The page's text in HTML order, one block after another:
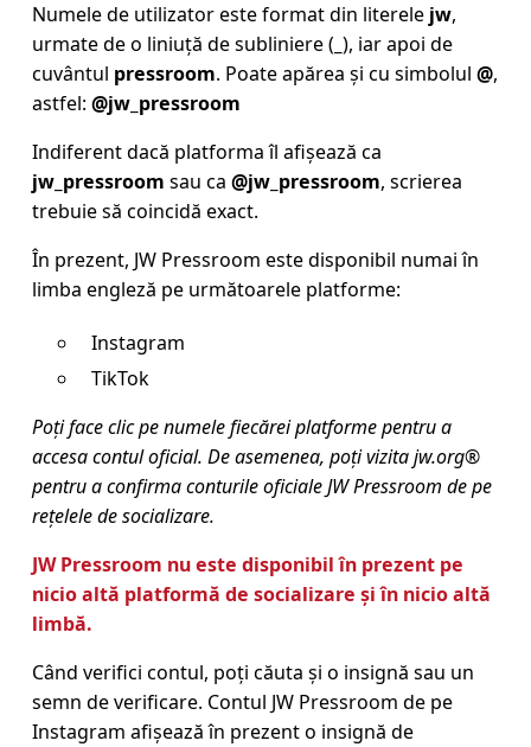
Numele de utilizator este format din literele jw,
urmate de o liniuță de subliniere ( ), iar apoi de
cuvântul pressroom. Poate apărea și cu simbolul @,
astfel: @jw_pressroom
Indiferent dacă platforma îl afișează ca
jw_pressroom sau ca @jw_pressroom, scrierea
trebuie să coincidă exact.
În prezent, JW Pressroom este disponibil numai în
limba engleză pe următoarele platforme:
Instagram
TikTok
Poți face clic pe numele fiecărei platforme pentru a
accesa contul oficial. De asemenea, poțivizita jw.org®
pentru a confirma conturile oficiale JW Pressroom de pe
rețelele de socializare.
JW Pressroom nu este disponibil în prezent pe
nicio altă platformă de socializare și în nicio altă
limbă.
Când verifici contul, poți căuta și o insignă sau un
semn de verificare. Contul JW Pressroom de pe
Instagram afișează în prezent o insignă de